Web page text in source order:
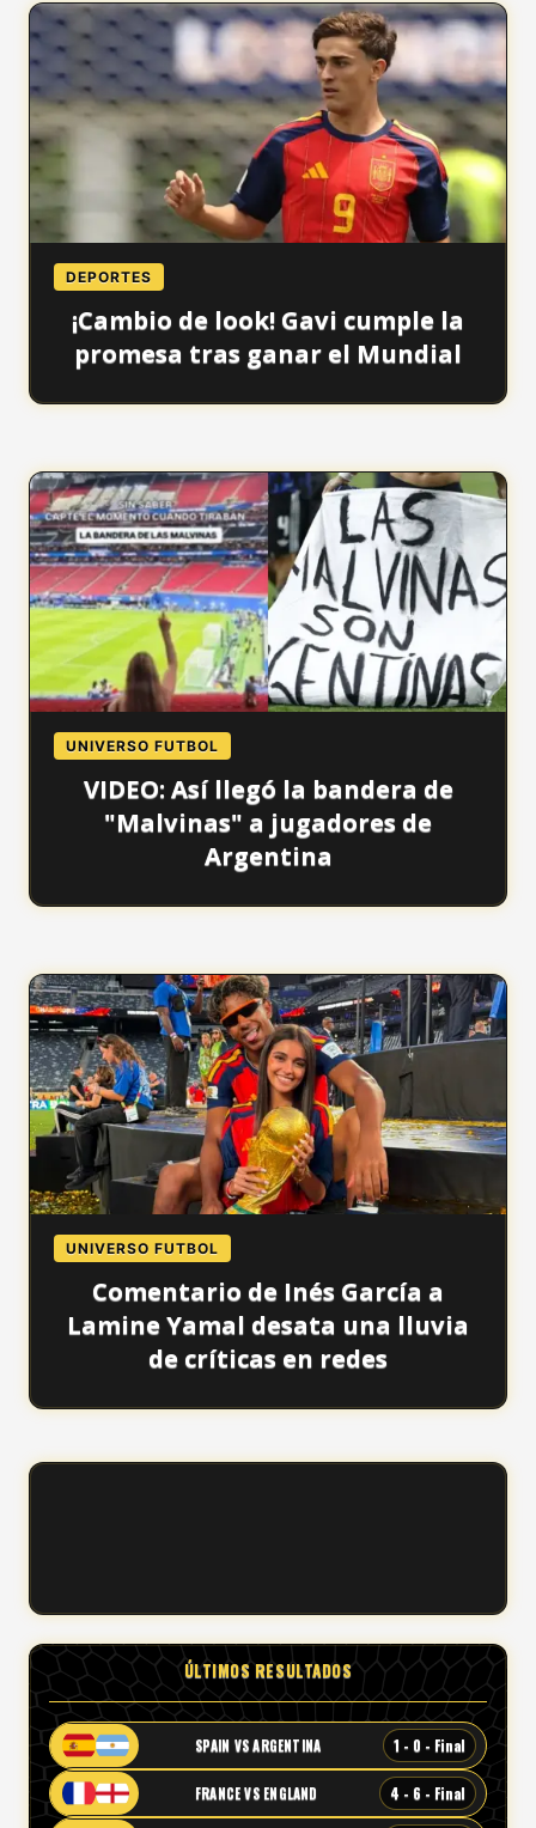
DEPORTES
¡Cambio de look! Gavi cumple la
promesa tras ganar el Mundial
UNIVERSO FUTBOL
VIDEO: Así llegó la bandera de
"Malvinas" a jugadores de
Argentina
UNIVERSO FUTBOL
Comentario de Inés García a
Lamine Yamal desata una lluvia
de críticas en redes
ÚLTIMOS RESULTADOS
SPAIN VS ARGENTINA 1 - 0 - Final
FRANCE VS ENGLAND 4 - 6 - Final